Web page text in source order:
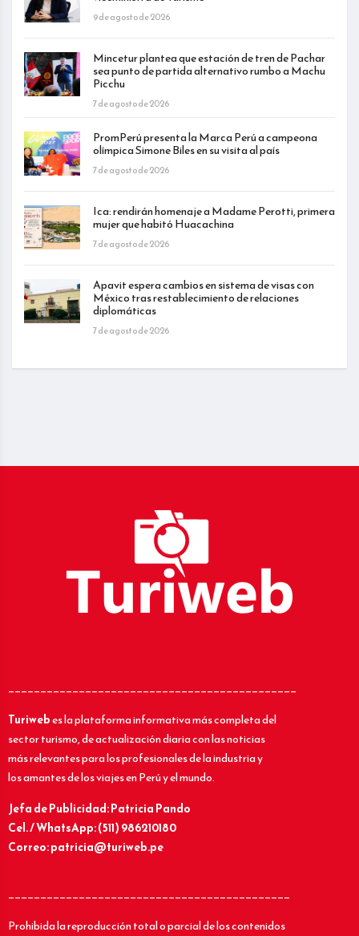
9 de agosto de 2026
Mincetur plantea que estación de tren de Pachar
sea punto de partida alternativo rumbo a Machu
Picchu
7 de agosto de 2026
PromPerú presenta la Marca Perú a campeona
olímpica Simone Biles en su visita al país
7 de agosto de 2026
Ica: rendirán homenaje a Madame Perotti, primera
mujer que habitó Huacachina
7 de agosto de 2026
Apavit espera cambios en sistema de visas con
México tras restablecimiento de relaciones
diplomáticas
7 de agosto de 2026
_____________________________________________
Turiwebes la plataforma informativa más completa del
sector turismo, de actualización diaria con las noticias
más relevantes para los profesionales de la industria y
los amantes de los viajes en Perú y el mundo.
Jefa de Publicidad: Patricia Pando
Cel. / WhatsApp: (511) 986210180
Correo: patricia@turiweb.pe
____________________________________________
Prohibida la reproducción total o parcial de los contenidos